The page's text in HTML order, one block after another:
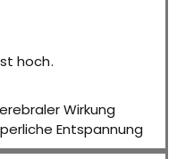
hoch.
Wirkung
Entspannung